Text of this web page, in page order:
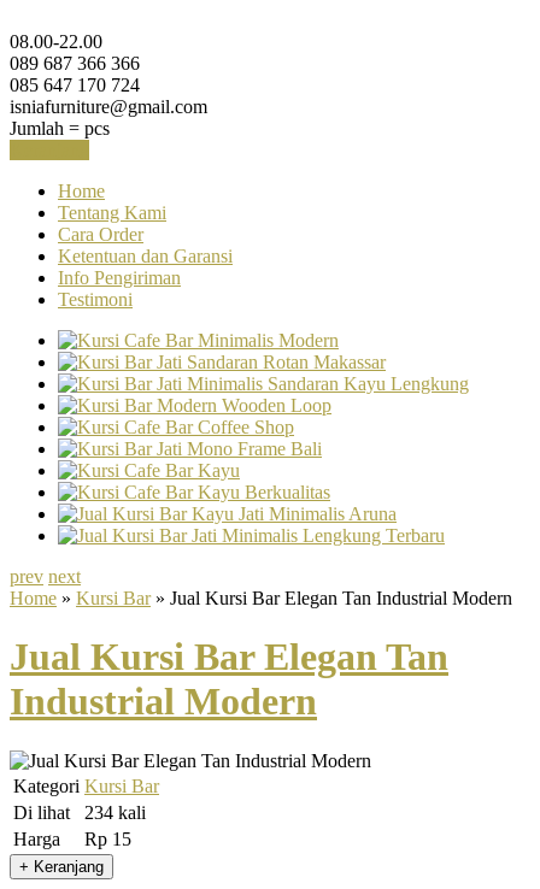
08.00-22.00
089 687 366 366
085 647 170 724
isniafurniture@gmail.com
Jumlah = pcs
Home
Tentang Kami
Cara Order
Ketentuan dan Garansi
Info Pengiriman
Testimoni
prev next
Home » Kursi Bar» Jual Kursi Bar Elegan Tan Industrial Modern
Jual Kursi Bar Elegan Tan
Industrial Modern
Kategori Kursi Bar
Di lihat
234 kali
Harga
Rp 15